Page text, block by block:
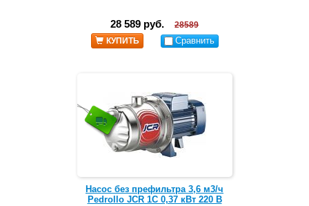
28 589 руб.
28589
КУПИТЬ
Сравнить
Насос без префильтра 3,6 м3/ч
Pedrollo JCR 1C 0,37 кВт 220 В